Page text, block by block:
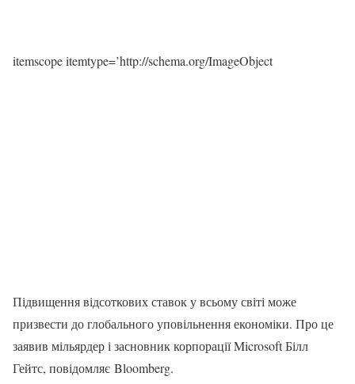
itemscope itemtype=’http://schema.org/ImageObject
Підвищення відсоткових ставок у всьому світі може
призвести до глобального уповільнення економіки. Про це
заявив мільярдер і засновник корпорації Microsoft Білл
Гейтс, повідомляє Bloomberg.